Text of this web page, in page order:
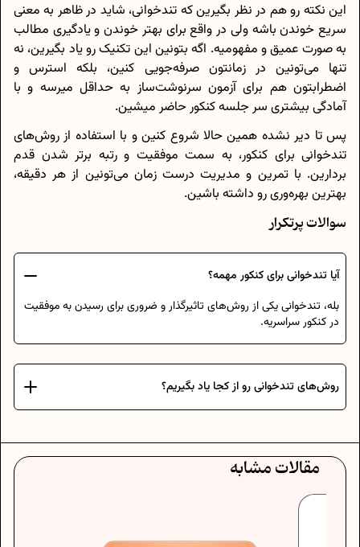
این نکته رو هم در نظر بگیرین که تندخوانی، شاید در ظاهر به معنی
سریع خوندن باشه ولی در واقع برای بهتر خوندن و یادگیری مطالب
به صورت عمیق و مفهومیه. اگه بتونین این تکنیک رو یاد بگیرین، نه
تنها می‌تونین در زمانتون صرفه‌جویی کنین، بلکه استرس و
اضطرابتون هم برای آزمون سرنوشت‌ساز به حداقل میرسه و با
آمادگی بیشتری سر جلسه کنکور حاضر میشین.
پس تا دیر نشده همین حالا شروع کنین و با استفاده از روش‌های
تندخوانی برای کنکور، به سمت موفقیت و رتبه برتر شدن قدم
بردارین. با تمرین و مدیریت درست زمان می‌تونین از هر دقیقه،
بهترین بهره‌وری رو داشته باشین.
سوالات پرتکرار
آیا تندخوانی برای کنکور مهمه؟
بله، تندخوانی یکی از روش‌های تاثیرگذار و ضروری برای رسیدن به موفقیت
در کنکور سراسریه.
روش‌های تندخوانی رو از کجا یاد بگیریم؟
مقالات مشابه